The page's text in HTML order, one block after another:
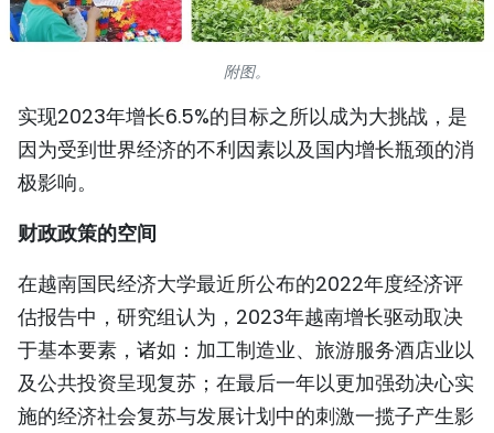
友谊桥梁
多功能媒体
视频
人民报社简介
TIẾNG VIỆT
附图。
实现2023年增长6.5%的目标之所以成为大挑战，是
因为受到世界经济的不利因素以及国内增长瓶颈的消
极影响。
财政政策的空间
在越南国民经济大学最近所公布的2022年度经济评
估报告中，研究组认为，2023年越南增长驱动取决
于基本要素，诸如：加工制造业、旅游服务酒店业以
及公共投资呈现复苏；在最后一年以更加强劲决心实
施的经济社会复苏与发展计划中的刺激一揽子产生影